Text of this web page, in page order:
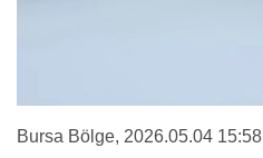
Bursa Bölge, 2026.05.04 15:58